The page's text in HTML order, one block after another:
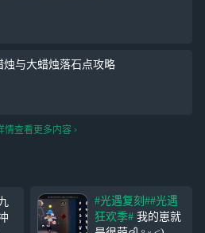
烛与大蜡烛落石点攻略
情查看更多内容
#光遇复刻##光遇
狂欢季# 我的崽就